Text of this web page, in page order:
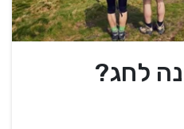
לחג?